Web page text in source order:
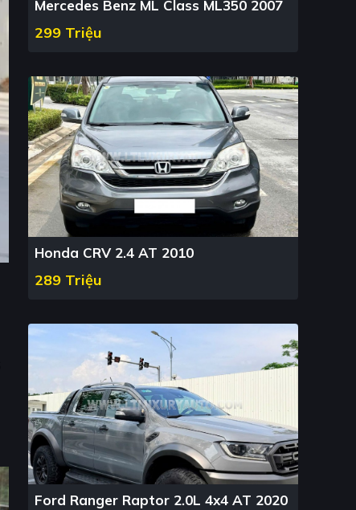
Mercedes Benz ML Class ML350 2007
299 Triệu
Honda CRV 2.4 AT 2010
289 Triệu
Ford Ranger Raptor 2.0L 4x4 AT 2020